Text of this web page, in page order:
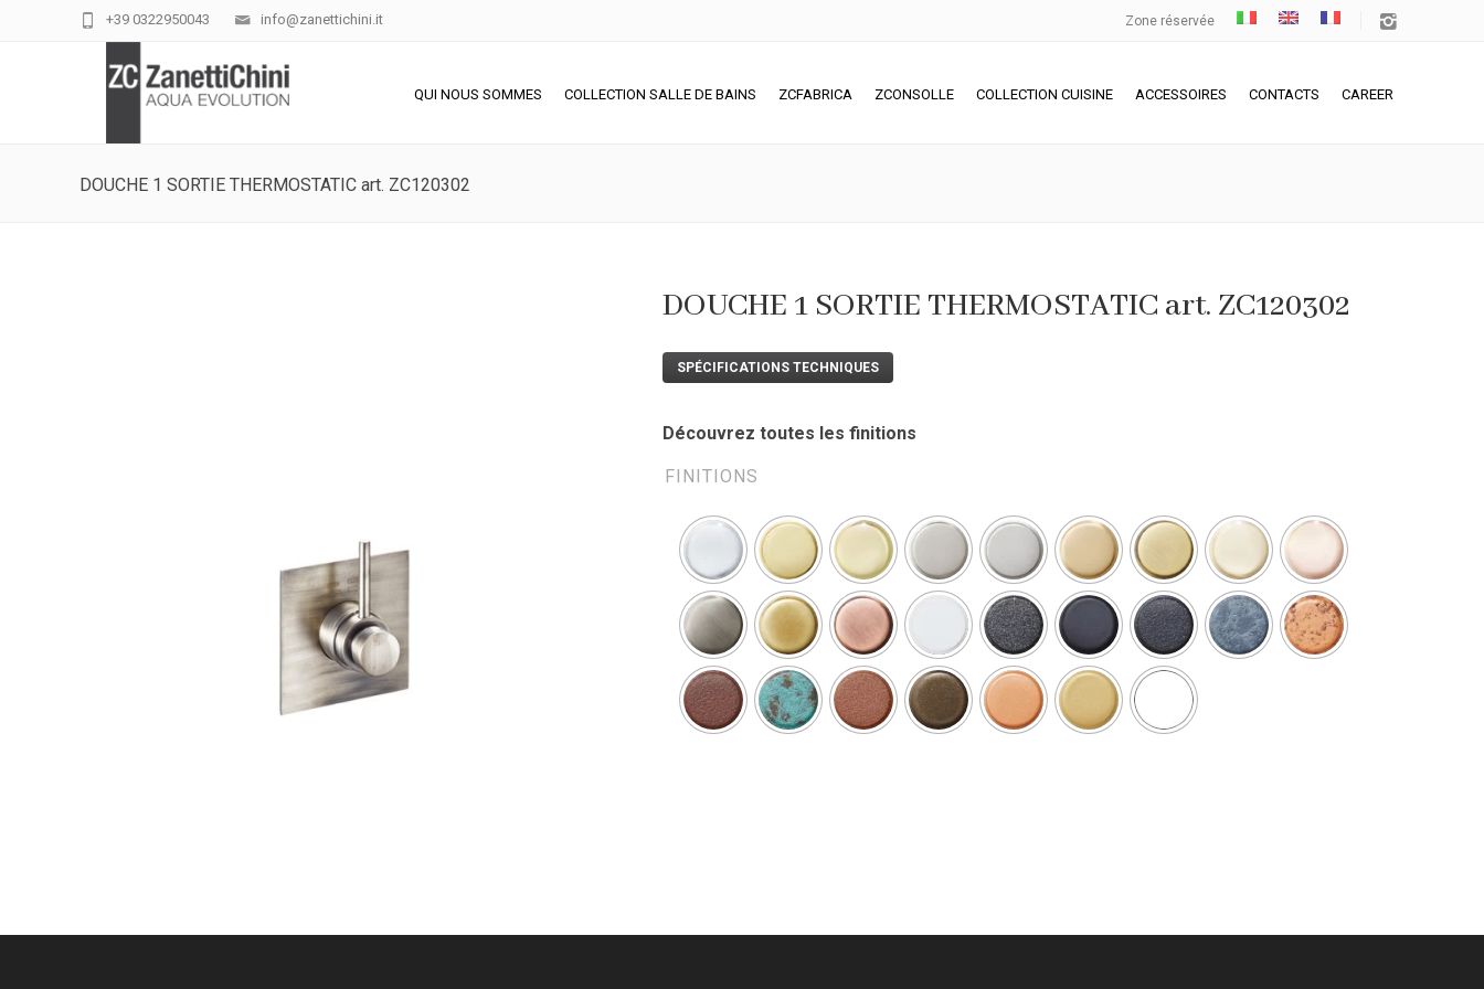
info@zanettichini.it
+39 0322950043 Zone réservée
QUI NOUS SOMMES COLLECTION SALLE DE BAINS ZCFABRICA ZCONSOLLE COLLECTION CUISINE ACCESSOIRES CONTACTS CAREER
DOUCHE 1 SORTIE THERMOSTATIC art. ZC120302
DOUCHE 1 SORTIE THERMOSTATIC art. ZC120302
SPÉCIFICATIONS TECHNIQUES
Découvrez toutes les finitions
FINITIONS